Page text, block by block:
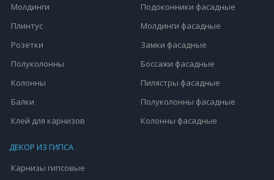
Молдинги
Плинтус
Розетки
Полуколонны
Колонны
Балки
Клей для карнизов
Подоконники фасадные
Молдинги фасадные
Замки фасадные
Боссажи фасадные
Пилястры фасадные
Полуколонны фасадные
Колонны фасадные
ДЕКОР ИЗ ГИПСА
Карнизы гипсовые